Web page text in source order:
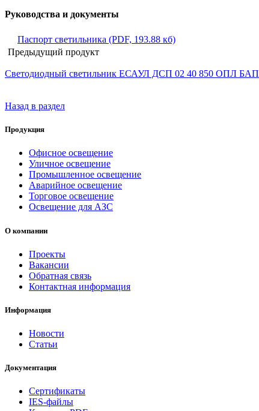
Руководства и документы
Паспорт светильника (PDF, 193.88 кб)
Предыдущий продукт
Светодиодный светильник ЕСАУЛ ДСП 02 40 850 ОПЛ БАП
Назад в раздел
Продукция
Офисное освещение
Уличное освещение
Промышленное освещение
Аварийное освещение
Торговое освещение
Освещение для АЗС
О компании
Проекты
Вакансии
Обратная связь
Контактная информация
Информация
Новости
Статьи
Документация
Сертификаты
IES-файлы